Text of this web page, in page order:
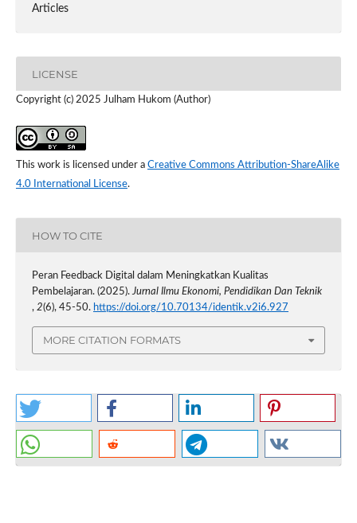
Articles
LICENSE
Copyright (c) 2025 Julham Hukom (Author)
This work is licensed under a Creative Commons Attribution-ShareAlike
4.0 International License.
HOW TO CITE
Peran Feedback Digital dalam Meningkatkan Kualitas
Pembelajaran. (2025).Jurnal Ilmu Ekonomi, Pendidikan Dan Teknik
, 2(6), 45-50. https://doi.org/10.70134/identik.v2i6.927
MORE CITATION FORMATS